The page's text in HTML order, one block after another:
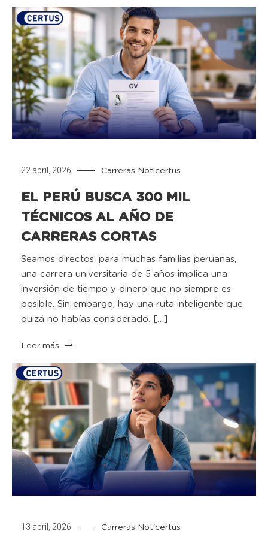
22 abril, 2026 Carreras Noticertus
EL PERÚ BUSCA 300 MIL
TÉCNICOS AL AÑO DE
CARRERAS CORTAS
Seamos directos: para muchas familias peruanas,
una carrera universitaria de 5 años implica una
inversión de tiempo y dinero que no siempre es
posible. Sin embargo, hay una ruta inteligente que
quizá no habías considerado. […]
Leer más
13 abril, 2026 Carreras Noticertus